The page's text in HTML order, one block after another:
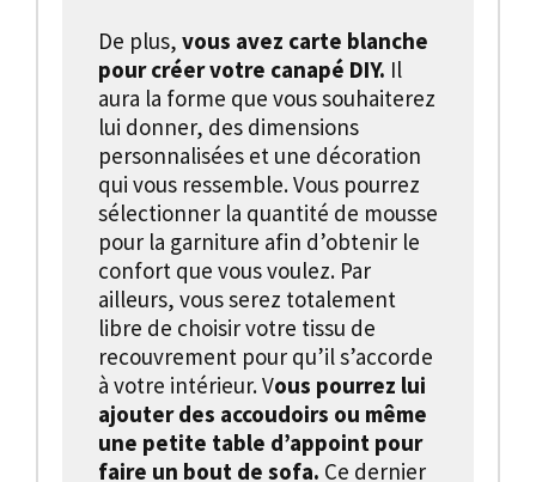
De plus, vous avez carte blanche
pour créer votre canapé DIY. Il
aura la forme que vous souhaiterez
lui donner, des dimensions
personnalisées et une décoration
qui vous ressemble. Vous pourrez
sélectionner la quantité de mousse
pour la garniture afin d’obtenir le
confort que vous voulez. Par
ailleurs, vous serez totalement
libre de choisir votre tissu de
recouvrement pour qu’il s’accorde
à votre intérieur. Vous pourrez lui
ajouter des accoudoirs ou même
une petite table d’appoint pour
faire un bout de sofa. Ce dernier